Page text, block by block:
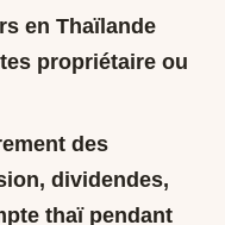
en Thaïlande
propriétaire ou
des
dividendes,
thaï pendant